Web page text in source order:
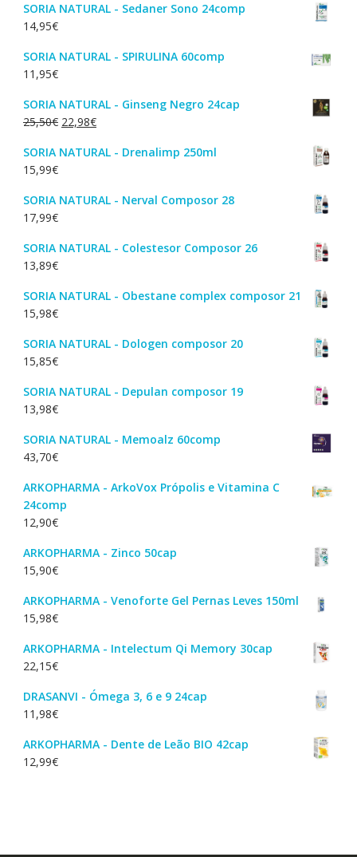
SORIA NATURAL - Sedaner Sono 24comp
14,95€
SORIA NATURAL - SPIRULINA 60comp
11,95€
SORIA NATURAL - Ginseng Negro 24cap
25,50€ O
original
22,98€O
atual
SORIA NATURAL - Drenalimp 250ml
15,99€
SORIA NATURAL - Nerval Composor 28
17,99€
SORIA NATURAL - Colestesor Composor 26
13,89€
SORIA NATURAL - Obestane complex composor 21
15,98€
SORIA NATURAL - Dologen composor 20
15,85€
SORIA NATURAL - Depulan composor 19
13,98€
SORIA NATURAL - Memoalz 60comp
43,70€
ARKOPHARMA - ArkoVox Própolis e Vitamina C
24comp
12,90€
ARKOPHARMA - Zinco 50cap
15,90€
ARKOPHARMA - Venoforte Gel Pernas Leves 150ml
15,98€
ARKOPHARMA - Intelectum Qi Memory 30cap
22,15€
DRASANVI - Ómega 3, 6 e 9 24cap
11,98€
ARKOPHARMA - Dente de Leão BIO 42cap
12,99€